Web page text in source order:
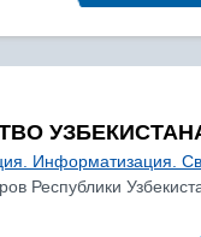
Информатизация.
Республики